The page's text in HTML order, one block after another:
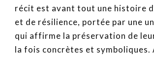
récit est avant tout une histoire
et de résilience, portée par une
qui affirme la préservation de
la fois concrètes et symboliques.